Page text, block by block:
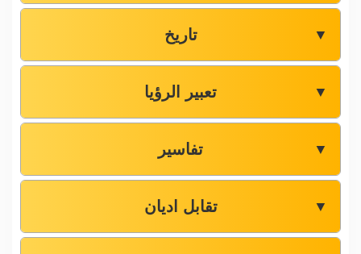
تاریخ ▼
تعبیر الرؤیا ▼
تفاسیر ▼
تقابل ادیان ▼